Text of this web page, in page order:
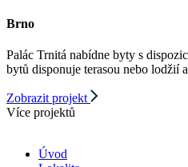
Brno
Palác Trnitá nabídne byty s
bytů disponuje terasou nebo lodžií
Zobrazit projekt
Více projektů
Úvod